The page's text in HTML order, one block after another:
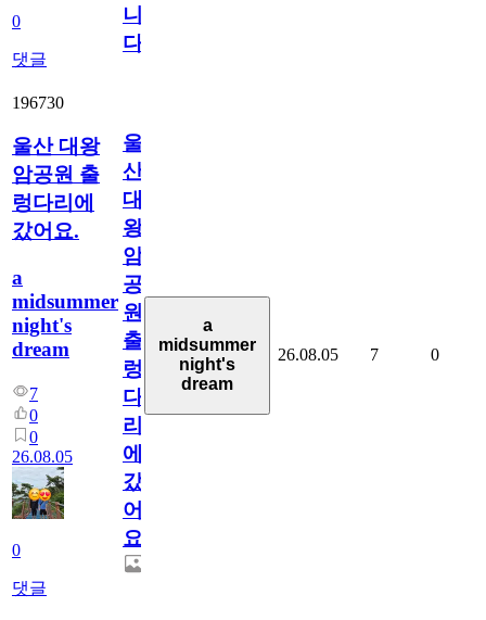
0
댓글
니
다
196730
울산 대왕
암공원 출
렁다리에
갔어요.
a
midsummer
night's
dream
7
0
0
26.08.05
0
댓글
울
산
대
왕
암
공
원
출
렁
다
리
에
갔
어
요.
a
midsummer
night's
dream
26.08.05 7 0